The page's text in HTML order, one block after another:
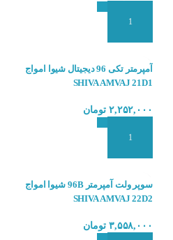
آمپرمتر تکی 96 دیجیتال شیوا امواج
SHIVA AMVAJ 21D1
۲,۲۵۲,۰۰۰ تومان
سوپر ولت آمپرمتر 96B شیوا امواج
SHIVA AMVAJ 22D2
۳,۵۵۸,۰۰۰ تومان